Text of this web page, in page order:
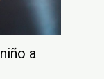
a